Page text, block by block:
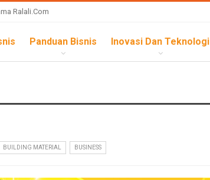
Ralali.com
Panduan Bisnis Inovasi Dan Teknologi
BUILDING MATERIAL BUSINESS